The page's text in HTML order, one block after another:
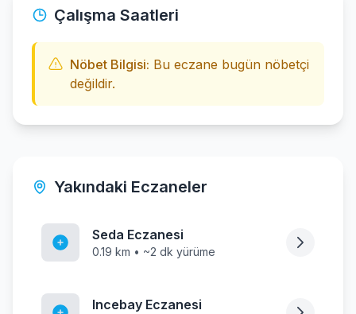
Çalışma Saatleri
Nöbet Bilgisi: Bu eczane bugün nöbetçi
değildir.
Yakındaki Eczaneler
Seda Eczanesi
0.19 km • ~2 dk yürüme
Incebay Eczanesi